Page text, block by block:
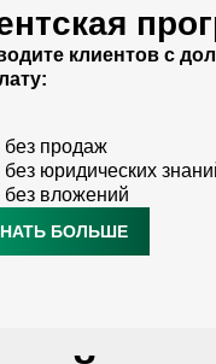
клиентов с
без продаж
без юридических
без вложений
БОЛЬШЕ